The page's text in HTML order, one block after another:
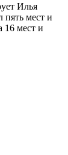
Илья
пять мест и
16 мест и